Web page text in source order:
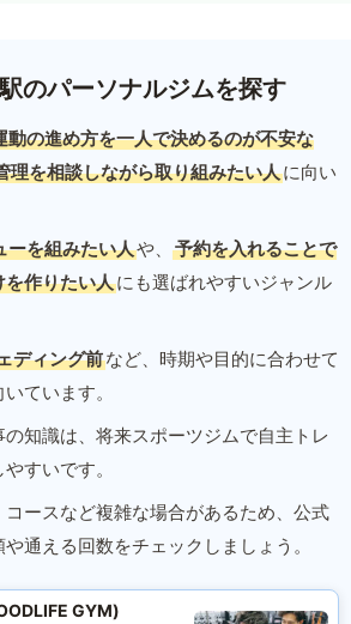
のパーソナルジムを探す
動の進め方を一人で決めるのが不安な
理を相談しながら取り組みたい人に向い
ーを組みたい人や、
予約を入れることで
作りたい人にも選ばれやすいジャンル
ディング前など、時期や目的に合わせて
ています。
知識は、将来スポーツジムで自主トレ
すいです。
ースなど複雑な場合があるため、公式
通える回数をチェックしましょう。
GYM)